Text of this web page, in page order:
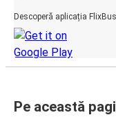
Descoperă aplicația FlixBus
Pe această